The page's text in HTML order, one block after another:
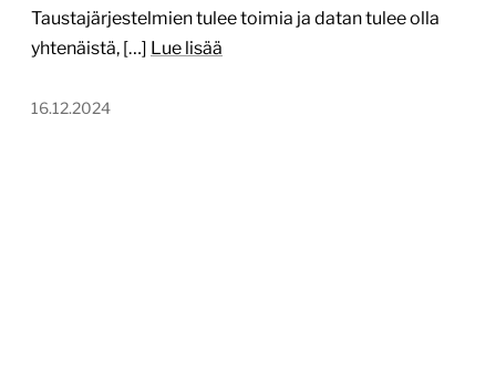
Taustajärjestelmien tulee toimia ja datan tulee olla
yhtenäistä, […] Lue lisää
16.12.2024